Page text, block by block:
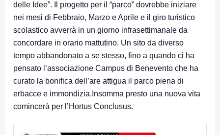
delle Idee”. Il progetto per il “parco” dovrebbe iniziare
nei mesi di Febbraio, Marzo e Aprile e il giro turistico
scolastico avverrà in un giorno infrasettimanale da
concordare in orario mattutino. Un sito da diverso
tempo abbandonato a se stesso, fino a quando ci ha
pensato l’associazione Campus di Benevento che ha
curato la bonifica dell’are attigua il parco piena di
erbacce e immondizia.Insomma presto una nuova vita
comincerà per l’Hortus Conclusus.